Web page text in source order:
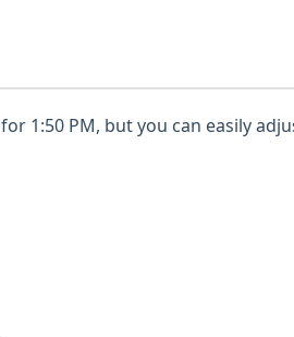
1:50 PM, but you can easily